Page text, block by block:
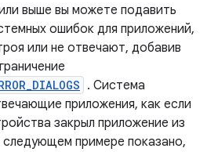
выше вы можете подавить
ошибок для приложений,
или не отвечают, добавив
. Система
приложения, как если
закрыл приложение из
следующем примере показано,